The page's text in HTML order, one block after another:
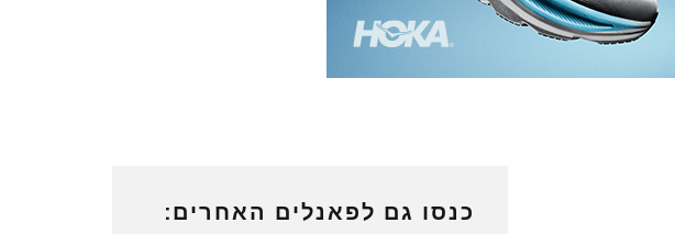
כנסו גם לפאנלים האחרים: